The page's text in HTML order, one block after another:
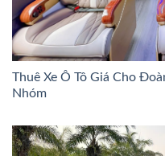
Thuê Xe Ô Tô Giá Cho
Nhóm